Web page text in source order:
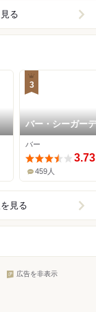
る
3
バー・シーガー
ン Ⅱ
バー
3.73
459人
見る
広告を非表示